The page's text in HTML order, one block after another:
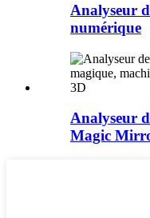
Analyseur
numérique
Analyseur
Magic